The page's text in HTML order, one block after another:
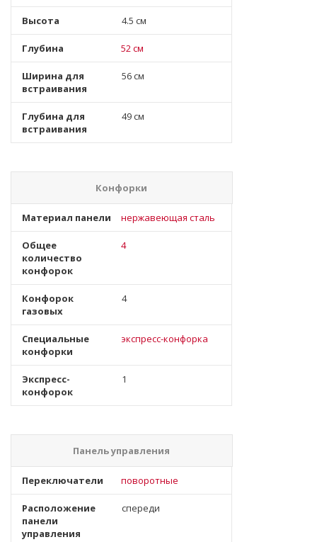
Высота 4.5 см
Глубина 52 см
Ширина для
встраивания
56 см
Глубина для
встраивания
49 см
Конфорки
Материал панели нержавеющая сталь
Общее
количество
конфорок
4
Конфорок
газовых
4
Специальные
конфорки
экспресс-конфорка
Экспресс-
конфорок
1
Панель управления
Переключатели поворотные
Расположение
панели
управления
спереди